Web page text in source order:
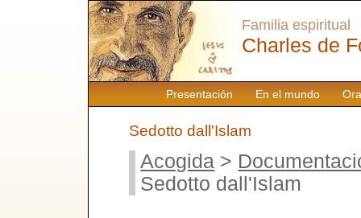
Presentación En el mundo
Familia espiritual
Charles de
Sedotto dall'Islam
Acogida >
Sedotto dall'Islam